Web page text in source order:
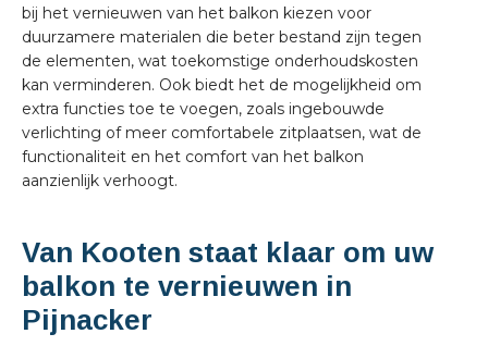
bij het vernieuwen van het balkon kiezen voor
duurzamere materialen die beter bestand zijn tegen
de elementen, wat toekomstige onderhoudskosten
kan verminderen. Ook biedt het de mogelijkheid om
extra functies toe te voegen, zoals ingebouwde
verlichting of meer comfortabele zitplaatsen, wat de
functionaliteit en het comfort van het balkon
aanzienlijk verhoogt.
Van Kooten staat klaar om uw
balkon te vernieuwen in
Pijnacker